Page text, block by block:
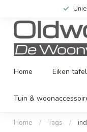
Home Eiken
Tuin &
Home / Tags /